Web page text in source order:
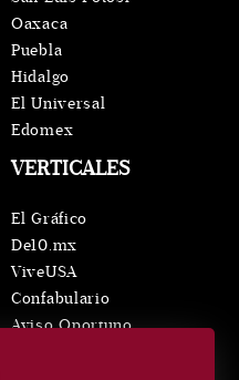
VERTICALES
El Gráfico
De10.mx
ViveUSA
Confabulario
Aviso Oportuno
Oaxaca
Puebla
Hidalgo
El Universal
Edomex